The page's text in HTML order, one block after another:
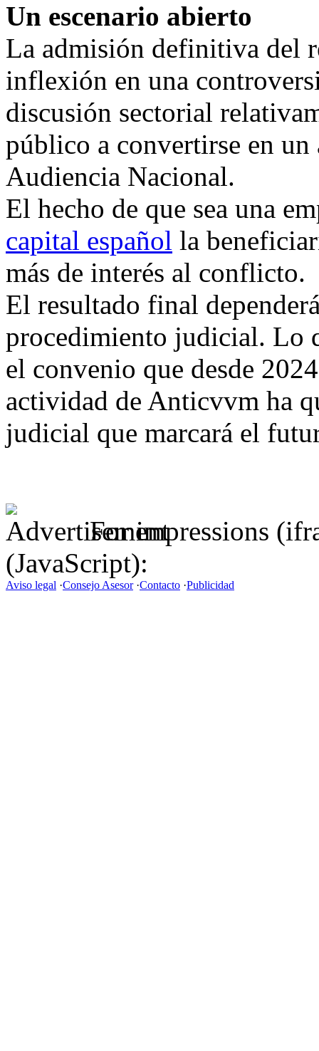
Un escenario abierto
La admisión definitiva del
inflexión en una
discusión sectorial
público a convertirse en un
Audiencia Nacional.
El hecho de que sea una
capital español la
más de interés al conflicto.
El resultado final
procedimiento judicial. Lo
el convenio que desde
actividad de Anticvvm ha
judicial que marcará el
For impressions
(JavaScript):
Aviso legal ·Consejo Asesor·Contacto ·Publicidad